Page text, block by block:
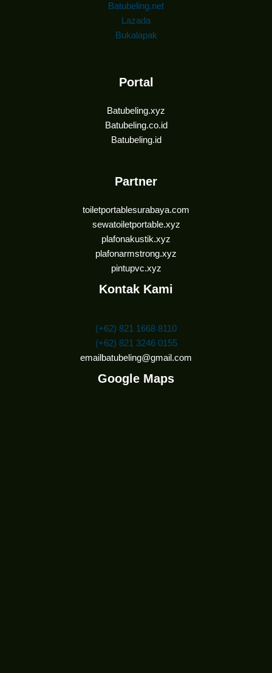
Batubeling.net
Lazada
Bukalapak
Portal
Batubeling.xyz
Batubeling.co.id
Batubeling.id
Partner
toiletportablesurabaya.com
sewatoiletportable.xyz
plafonakustik.xyz
plafonarmstrong.xyz
pintupvc.xyz
Kontak Kami
(+62) 821 1668 8110
(+62) 821 3246 0155
emailbatubeling@gmail.com
Google Maps